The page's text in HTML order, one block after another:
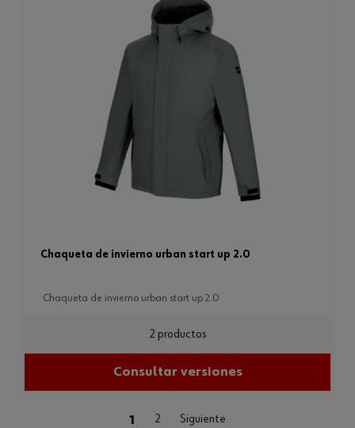
chaqueta de invierno urban start up 2.0
chaqueta de invierno urban start up 2.0
2 productos
Consultar versiones
1 (current)
2 Siguiente